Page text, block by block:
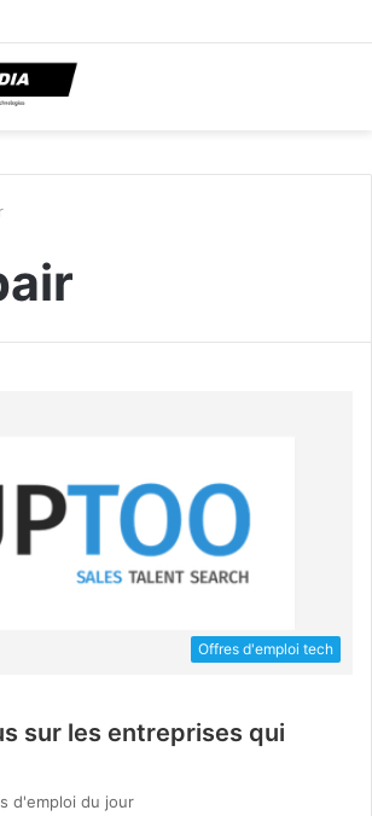
Offres d'emploi tech
sur les entreprises qui
d'emploi du jour